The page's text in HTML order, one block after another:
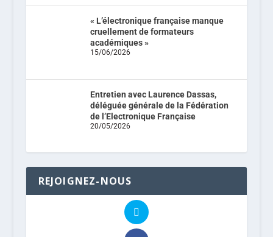
« L’électronique française manque
cruellement de formateurs
académiques »
15/06/2026
Entretien avec Laurence Dassas,
déléguée générale de la Fédération
de l’Electronique Française
20/05/2026
REJOIGNEZ-NOUS